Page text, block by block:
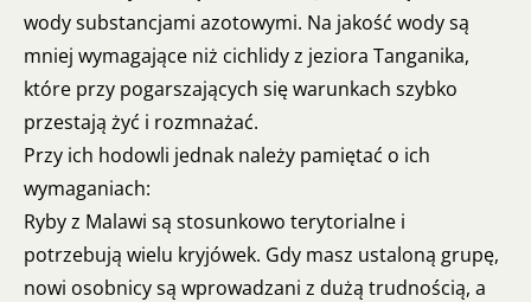
wody substancjami azotowymi. Na jakość wody są
mniej wymagające niż cichlidy z jeziora Tanganika,
które przy pogarszających się warunkach szybko
przestają żyć i rozmnażać.
Przy ich hodowli jednak należy pamiętać o ich
wymaganiach:
Ryby z Malawi są stosunkowo terytorialne i
potrzebują wielu kryjówek. Gdy masz ustaloną grupę,
nowi osobnicy są wprowadzani z dużą trudnością, a